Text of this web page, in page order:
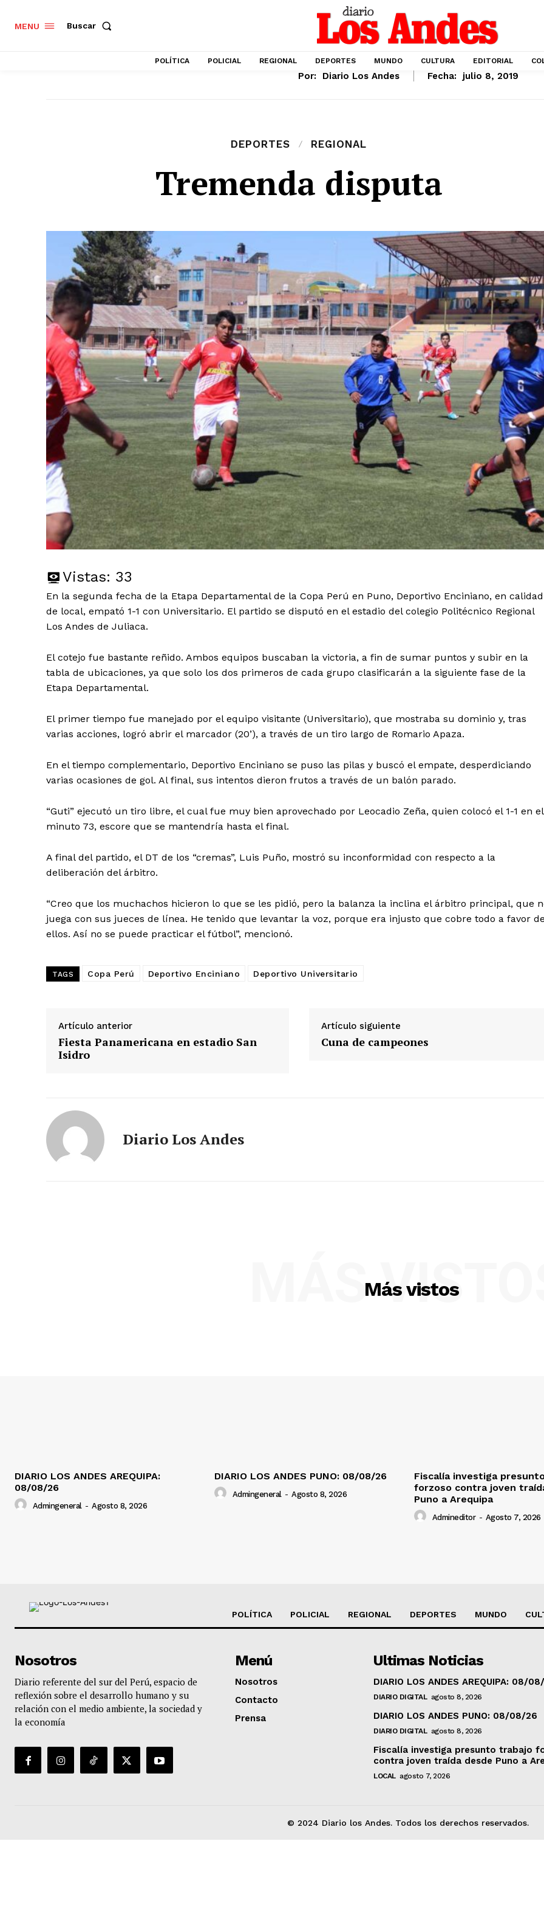
Diario los Andes
MENU Buscar
POLÍTICA POLICIAL REGIONAL DEPORTES MUNDO CULTURA EDITORIAL
Por: Diario Los Andes Fecha: julio 8, 2019
DEPORTES REGIONAL
Tremenda disputa
Vistas: 33
En la segunda fecha de la Etapa Departamental de la Copa Perú en Puno, Deportivo Enciniano, en calidad
de local, empató 1-1 con Universitario. El partido se disputó en el estadio del colegio Politécnico Regional
Los Andes de Juliaca.
El cotejo fue bastante reñido. Ambos equipos buscaban la victoria, a fin de sumar puntos y subir en la
tabla de ubicaciones, ya que solo los dos primeros de cada grupo clasificarán a la siguiente fase de la
Etapa Departamental.
El primer tiempo fue manejado por el equipo visitante (Universitario), que mostraba su dominio y, tras
varias acciones, logró abrir el marcador (20’), a través de un tiro largo de Romario Apaza.
En el tiempo complementario, Deportivo Enciniano se puso las pilas y buscó el empate, desperdiciando
varias ocasiones de gol. Al final, sus intentos dieron frutos a través de un balón parado.
“Guti” ejecutó un tiro libre, el cual fue muy bien aprovechado por Leocadio Zeña, quien colocó el 1-1 en el
minuto 73, escore que se mantendría hasta el final.
A final del partido, el DT de los “cremas”, Luis Puño, mostró su inconformidad con respecto a la
deliberación del árbitro.
“Creo que los muchachos hicieron lo que se les pidió, pero la balanza la inclina el árbitro principal, que
juega con sus jueces de línea. He tenido que levantar la voz, porque era injusto que cobre todo a favor
ellos. Así no se puede practicar el fútbol”, mencionó.
TAGS Copa Perú Deportivo Enciniano Deportivo Universitario
Artículo anterior
Fiesta Panamericana en estadio San
Isidro
Artículo siguiente
Cuna de campeones
Diario Los Andes
Más vistos
MÁS
DIARIO LOS ANDES AREQUIPA:
08/08/26
Admingeneral - Agosto 8, 2026
DIARIO LOS ANDES PUNO: 08/08/26
Admingeneral - Agosto 8, 2026
Fiscalía investiga
forzoso contra joven
Puno a Arequipa
Admineditor - Agosto 7, 2026
POLÍTICA POLICIAL REGIONAL DEPORTES MUNDO
Nosotros
Diario referente del sur del Perú, espacio de
reflexión sobre el desarrollo humano y su
relación con el medio ambiente, la sociedad y
la economía
Menú
Nosotros
Contacto
Prensa
Ultimas Noticias
DIARIO LOS ANDES AREQUIPA: 08/
DIARIO DIGITAL agosto 8, 2026
DIARIO LOS ANDES PUNO: 08/08/26
DIARIO DIGITAL agosto 8, 2026
Fiscalía investiga presunto trabajo
contra joven traída desde Puno a
LOCAL agosto 7, 2026
© 2024 Diario los Andes. Todos los derechos reservados.